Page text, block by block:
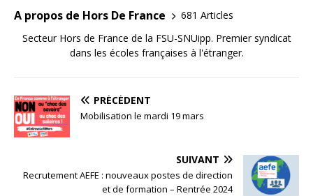
A propos de Hors De France
681 Articles
Secteur Hors de France de la FSU-SNUipp. Premier syndicat
dans les écoles françaises à l'étranger.
PRÉCÉDENT
Mobilisation le mardi 19 mars
SUIVANT
Recrutement AEFE : nouveaux postes de direction
et de formation – Rentrée 2024